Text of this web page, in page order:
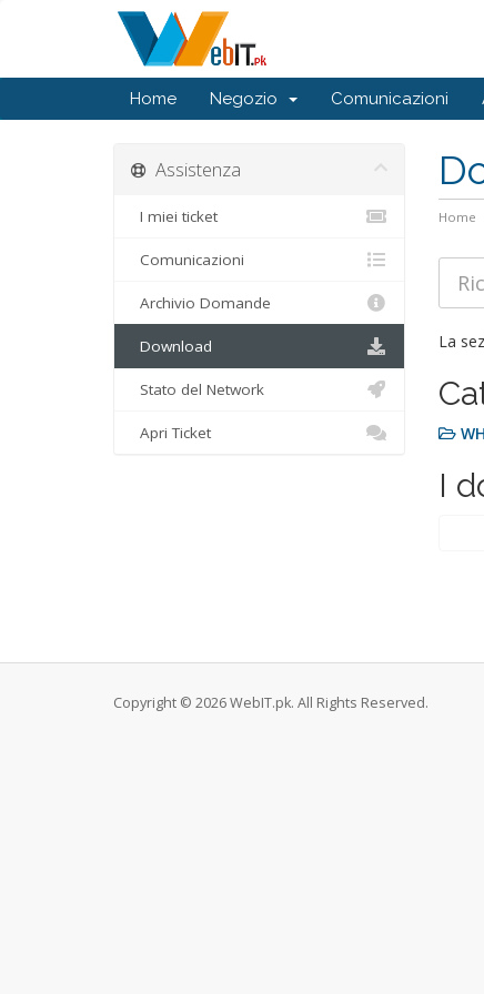
Home Negozio Comunicazioni
Home
La
I
Assistenza
I miei ticket
Comunicazioni
Archivio Domande
Download
Stato del Network
Apri Ticket
Copyright © 2026 WebIT.pk. All Rights Reserved.